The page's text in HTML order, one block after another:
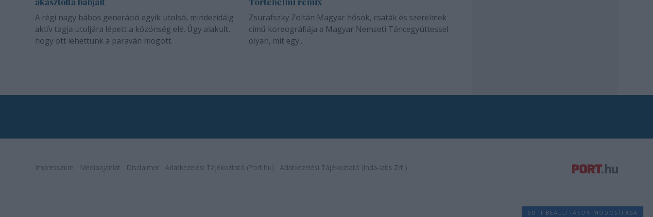
A régi nagy bábos generáció egyik utolsó, mindezidáig
aktív tagja utoljára lépett a közönség elé. Úgy alakult,
hogy ott lehettünk a paraván mögött.
Zsurafszky Zoltán Magyar hősök, csaták és szerelmek
című koreográfiája a Magyar Nemzeti Táncegyüttessel
olyan, mit egy...
Impresszum Médiaajánlat Disclaimer Adatkezelési Tájékoztató (Port.hu) Adatkezelési Tájékoztató (Inda-labs Zrt.)
SÜTI BEÁLLÍTÁSOK MÓDOSÍTÁSA